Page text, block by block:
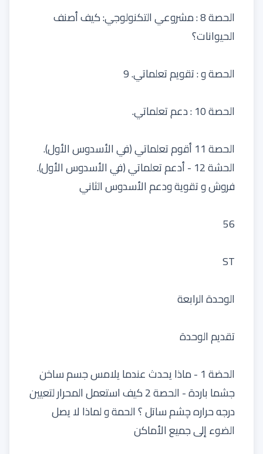
الحصة 8 : مشروعي التكنولوجي: كيف أصنف
الحيوانات؟
الحصة و : تقويم تعلماتي. 9
الحصة 10 : دعم تعلماتي.
الحصة 11 أقوم تعلماتي (في الأسدوس الأول).
الحشة 12 - أدعم تعلماتي (في الأسدوس الأول).
فروش و تقوية ودعم الأسدوس الثاني
56
ST
الوحدة الرابعة
تقديم الوحدة
الحضة 1 - ماذا يحدث عندما يلامس جسم ساخن
جشما باردة - الحصة 2 كيف استعمل المحرار لتعيين
درجه حراره چشم ساتل ؟ الحمة و لماذا لا يصل
الضوء إلى جميع الأماكن